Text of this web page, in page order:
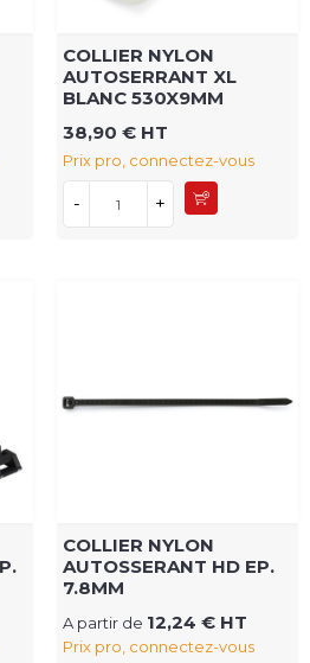
COLLIER NYLON
AUTOSERRANT XL
BLANC 530X9MM
38,90 € HT
Prix pro, connectez-vous
- +
COLLIER NYLON
AUTOSSERANT HD EP.
7.8MM
A partir de 12,24 € HT
Prix pro, connectez-vous